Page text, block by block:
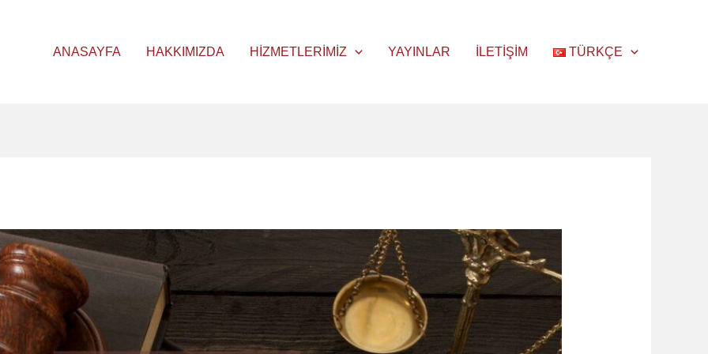
ANASAYFA HAKKIMIZDA HIZMETLERIMIZ YAYINLAR İLETIŞIM TÜRKÇE